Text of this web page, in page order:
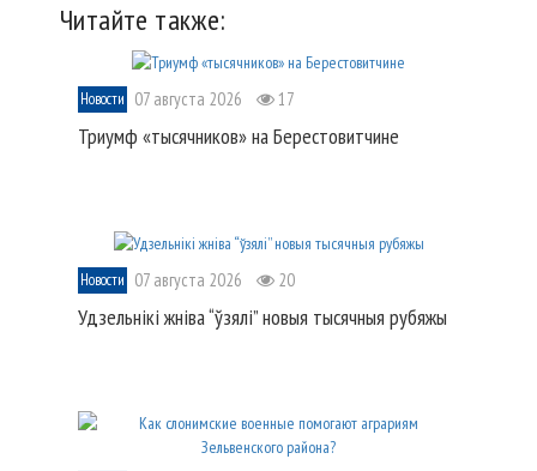
Читайте также:
Новости 07 августа 2026 17
Триумф «тысячников» на Берестовитчине
Новости 07 августа 2026 20
Удзельнікі жніва “ўзялі” новыя тысячныя рубяжы